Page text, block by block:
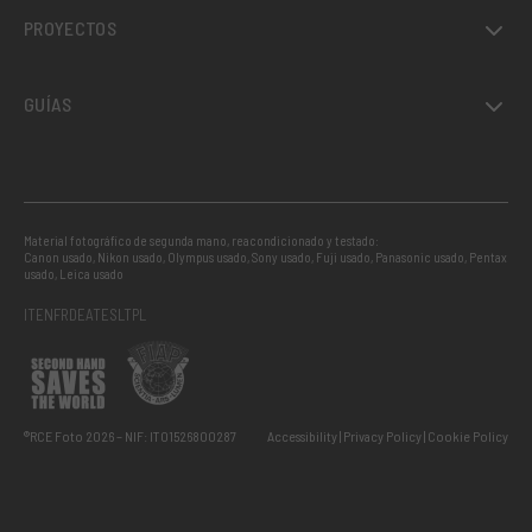
PROYECTOS
GUÍAS
Material fotográfico de segunda mano, reacondicionado y testado:
Canon usado, Nikon usado, Olympus usado,Sony usado, Fuji usado, Panasonic usado, Pentax
usado, Leica usado
ITENFRDEATESLTPL
®RCE Foto 2026 – NIF: IT01526800287 Accessibility Privacy Policy Cookie Policy